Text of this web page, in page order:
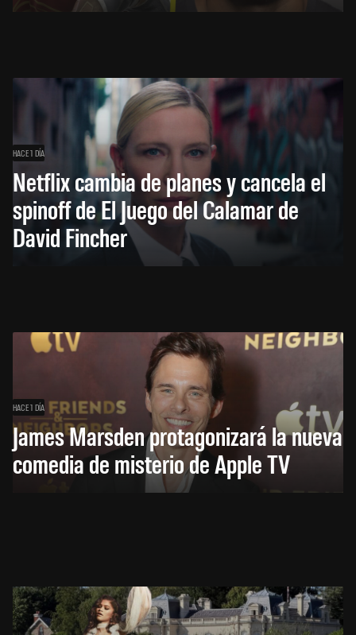
HACE 1 DÍA
Netflix cambia de planes y cancela el
spinoff de El Juego del Calamar de
David Fincher
HACE 1 DÍA
James Marsden protagonizará la nueva
comedia de misterio de Apple TV